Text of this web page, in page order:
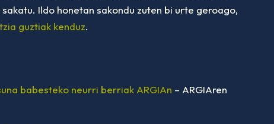
Ildo honetan sakondu zuten bi urte geroago,
guztiak kenduz.
babesteko neurri berriak ARGIAn – ARGIAren